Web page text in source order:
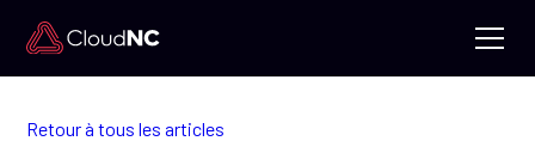
Retour à tous les articles